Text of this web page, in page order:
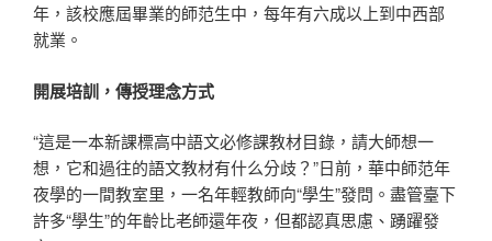
年，該校應屆畢業的師范生中，每年有六成以上到中西部
就業。
開展培訓，傳授理念方式
“這是一本新課標高中語文必修課教材目錄，請大師想一
想，它和過往的語文教材有什么分歧？”日前，華中師范年
夜學的一間教室里，一名年輕教師向“學生”發問。盡管臺下
許多“學生”的年齡比老師還年夜，但都認真思慮、踴躍發